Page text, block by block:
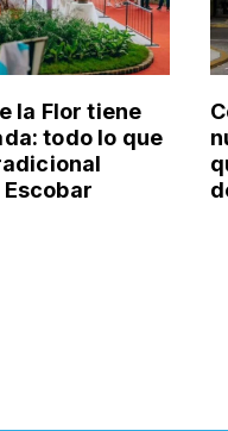
la Flor tiene
todo lo que